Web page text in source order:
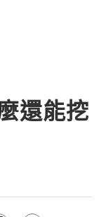
還能挖